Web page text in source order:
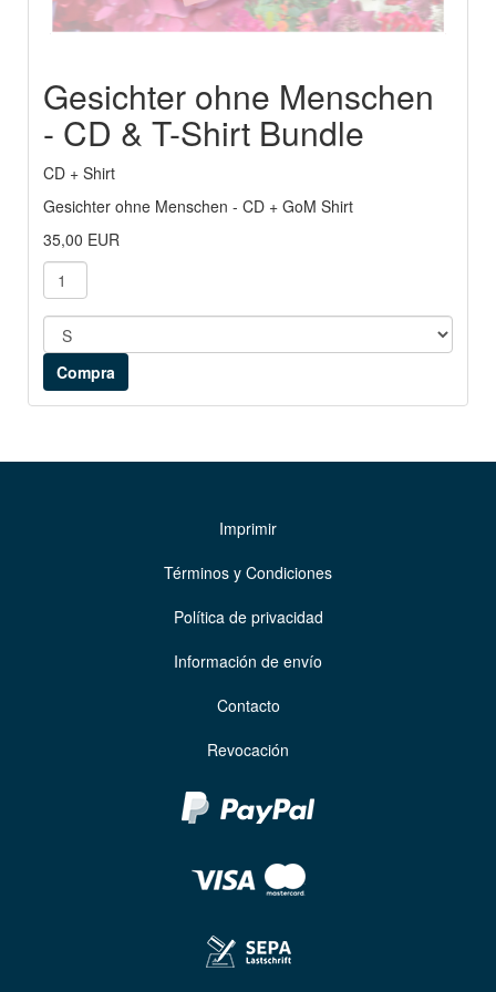
Gesichter ohne Menschen
- CD & T-Shirt Bundle
CD + Shirt
Gesichter ohne Menschen - CD + GoM Shirt
35,00 EUR
Imprimir
Términos y Condiciones
Política de privacidad
Información de envío
Contacto
Revocación